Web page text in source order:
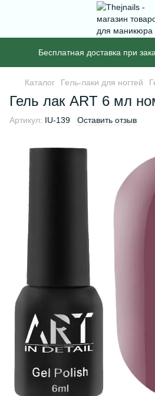
Бесплатная доставка при
Каталог Гель-лаки для ногтей
Гель лак ART 6 мл
Артикул: IU-139 Оставить отзыв